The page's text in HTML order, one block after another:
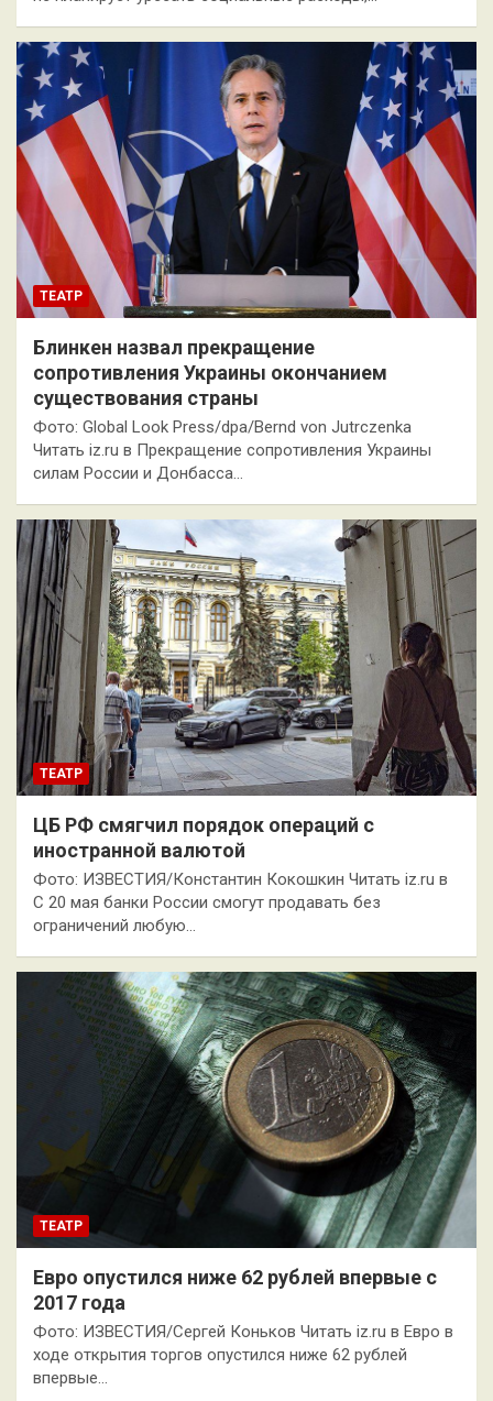
ТЕАТР
Блинкен назвал прекращение
сопротивления Украины окончанием
существования страны
Фото: Global Look Press/dpa/Bernd von Jutrczenka
Читать iz.ru в Прекращение сопротивления Украины
силам России и Донбасса…
ТЕАТР
ЦБ РФ смягчил порядок операций с
иностранной валютой
Фото: ИЗВЕСТИЯ/Константин Кокошкин Читать iz.ru в
С 20 мая банки России смогут продавать без
ограничений любую…
ТЕАТР
Евро опустился ниже 62 рублей впервые с
2017 года
Фото: ИЗВЕСТИЯ/Сергей Коньков Читать iz.ru в Евро в
ходе открытия торгов опустился ниже 62 рублей
впервые…